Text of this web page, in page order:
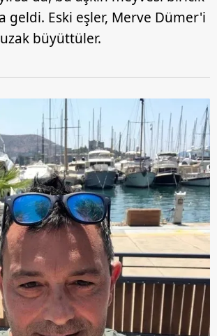
geldi. Eski eşler, Merve Dümer'i
büyüttüler.